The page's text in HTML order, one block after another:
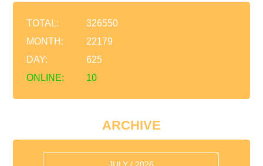
ONLINE: 10
TOTAL:
326550
MONTH:
22179
DAY:
625
ARCHIVE